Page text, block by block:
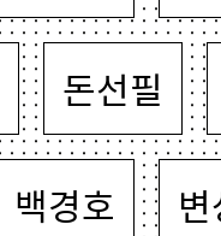
돈선필
백경호